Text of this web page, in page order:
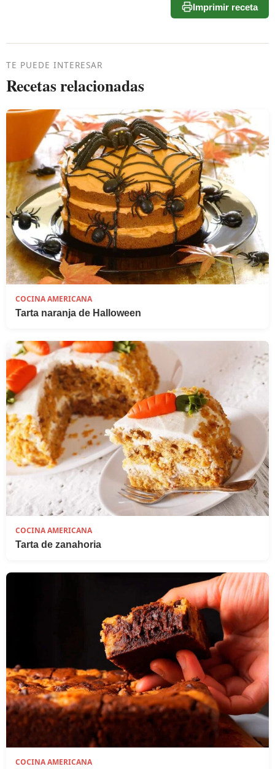
Imprimir receta
TE PUEDE INTERESAR
Recetas relacionadas
COCINA AMERICANA
Tarta naranja de Halloween
COCINA AMERICANA
Tarta de zanahoria
COCINA AMERICANA